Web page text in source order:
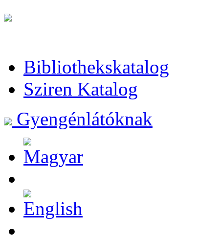
Bibliothekskatalog
Sziren Katalog
Gyengénlátóknak